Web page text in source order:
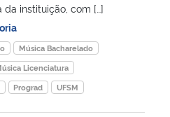
instituição, com […]
Música Bacharelado
Licenciatura
Prograd UFSM